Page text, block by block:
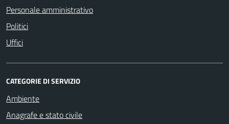
Personale amministrativo
Politici
Uffici
CATEGORIE DI SERVIZIO
Ambiente
Anagrafe e stato civile